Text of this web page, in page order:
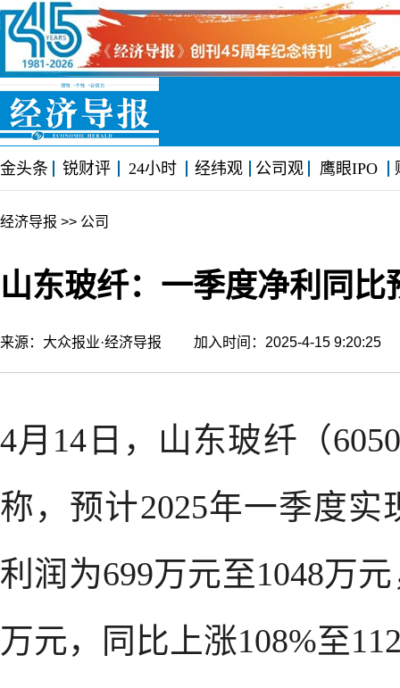
金头条 锐财评 24小时 经纬观 公司观 鹰眼IPO
经济导报 >> 公司
山东玻纤：一季度净利同比
来源：大众报业·经济导报 加入时间：2025-4-15
4月14日，山东玻纤（
称，预计2025年一季度
利润为699万元至1048万
万元，同比上涨108%至